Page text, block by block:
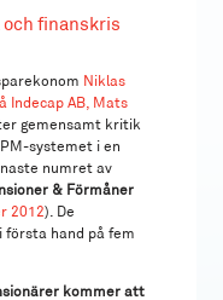
och finanskris
Niklas
Indecap AB, Mats
gemensamt kritik
systemet i en
numret av
& Förmåner
2012). De
första hand på fem
kommer att